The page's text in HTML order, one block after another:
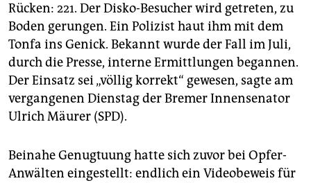
Rücken: 221. Der Disko-Besucher wird getreten, zu
Boden gerungen. Ein Polizist haut ihm mit dem
Tonfa ins Genick. Bekannt wurde der Fall im Juli,
durch die Presse, interne Ermittlungen begannen.
Der Einsatz sei „völlig korrekt“ gewesen, sagte am
vergangenen Dienstag der Bremer Innensenator
Ulrich Mäurer (SPD).
Beinahe Genugtuung hatte sich zuvor bei Opfer-
Anwälten eingestellt: endlich ein Videobeweis für